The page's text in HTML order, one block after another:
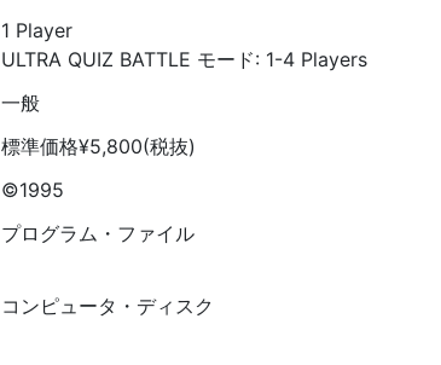
1 Player
ULTRA QUIZ BATTLE モード: 1-4 Players
一般
標準価格¥5,800(税抜)
©1995
プログラム・ファイル
コンピュータ・ディスク